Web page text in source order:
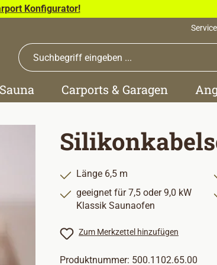
Konfigurator!
Carports & Garagen
Länge 6,5 m
geeignet für 7,5 oder 9,0 kW
Klassik Saunaofen
Zum Merkzettel hinzufügen
Produktnummer: 500.1102.65.00